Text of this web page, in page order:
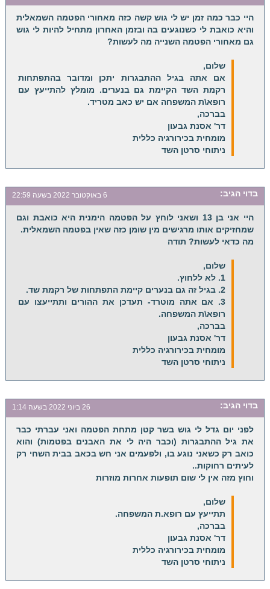
היי כבר כמה זמן יש לי גוש קשה כזה מאחורי הפטמה השמאלית
והיא כואבת לי כשנוגעים בה ובזמן האחרון מתחיל להיות לי גוש
גם מאחורי הפטמה השנייה מה לעשות?
שלום,
אם אתה בגיל ההתבגרות יתכן ומדובר בהתפתחות
רקמת השד הקיימת גם בנערים. מומלץ להתייעץ עם
רופא\ת המשפחה אם יש כאב מטריד.
בברכה,
דר' אסנת גבעון
מומחית בכירורגיה כללית
ניתוחי סרטן השד
בדוי הגיב: 6 באוקטובר 2022 בשעה 22:59
היי אני בן 13 ושאני לוחץ על הפטמה הימנית היא כואבת וגם
שמחזיקים אותו מרגישים מין שומן כזה שאין בפטמה השמאלית.
מה כדאי לעשות? תודה
שלום,
1. לא ללחוץ.
2. בגיל זה גם בנערים קיימת התפתחות של רקמת שד.
3. אם אתה מוטרד- תעדכן את ההורים ותתייעצו עם
רופא\ת המשפחה.
בברכה,
דר' אסנת גבעון
מומחית בכירורגיה כללית
ניתוחי סרטן השד
בדוי הגיב: 26 ביוני 2022 בשעה 1:14
לפני יום גדל לי גוש בשר קטן מתחת הפטמה ואני עברתי כבר
את גיל ההתבגרות (וכבר היה לי את האבנים בפטמות) והוא
כואב רק כשאני נוגע בו, ולפעמים אני חש בכאב בבית השחי רק
לעיתים רחוקות..
וחוץ מזה אין לי שום תופעות אחרות מוזרות
שלום,
תתייעץ עם רופא.ת המשפחה.
בברכה,
דר' אסנת גבעון
מומחית בכירורגיה כללית
ניתוחי סרטן השד